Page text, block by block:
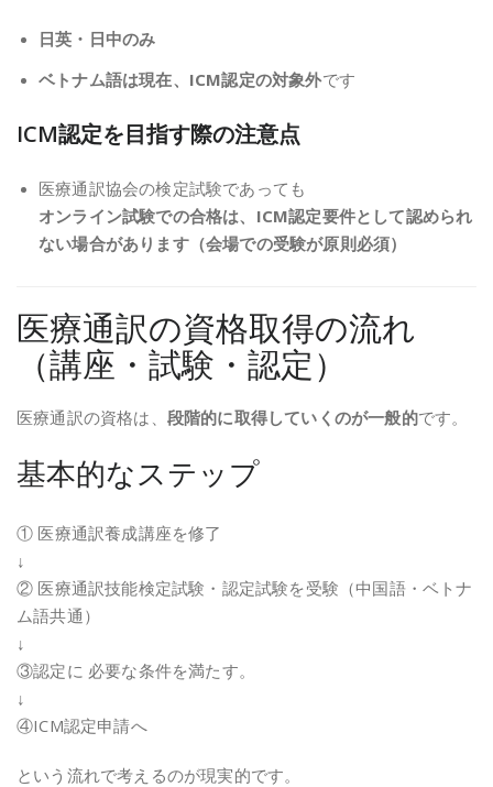
日英・日中のみ
ベトナム語は現在、ICM認定の対象外です
ICM認定を目指す際の注意点
医療通訳協会の検定試験であっても
オンライン試験での合格は、ICM認定要件として認められ
ない場合があります（会場での受験が原則必須）
医療通訳の資格取得の流れ
（講座・試験・認定）
医療通訳の資格は、 段階的に取得していくのが一般的です。
基本的なステップ
① 医療通訳養成講座を修了
↓
② 医療通訳技能検定試験・認定試験を受験（中国語・ベトナ
ム語共通）
↓
③認定に 必要な条件を満たす。
↓
④ICM認定申請へ
という流れで考えるのが現実的です。